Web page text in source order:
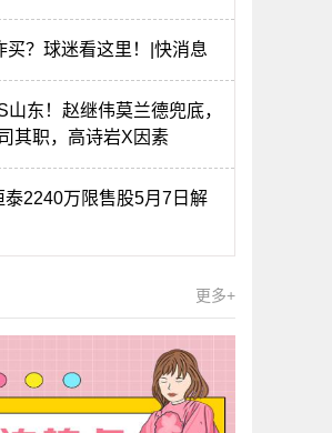
买？球迷看这里！|快消息
山东！赵继伟莫兰德兜底，
其职，高诗岩X因素
泰2240万限售股5月7日解
更多+